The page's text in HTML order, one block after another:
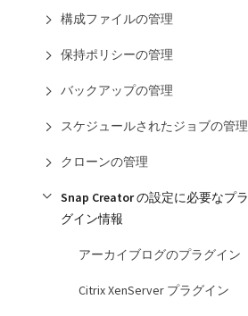
構成ファイルの管理
保持ポリシーの管理
バックアップの管理
スケジュールされたジョブの管理
クローンの管理
Snap Creator の設定に必要なプラ
グイン情報
アーカイブログのプラグイン
Citrix XenServer プラグイン